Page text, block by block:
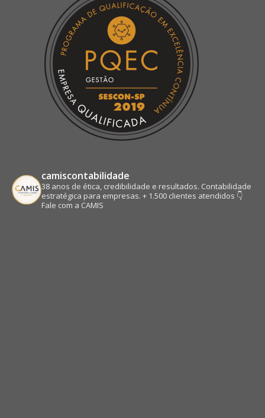
window
new
window
new
window
camiscontabilidade
38 anos de ética, credibilidade e resultados. Contabilidade
estratégica para empresas. + 1.500 clientes atendidos 👇
Fale com a CAMIS